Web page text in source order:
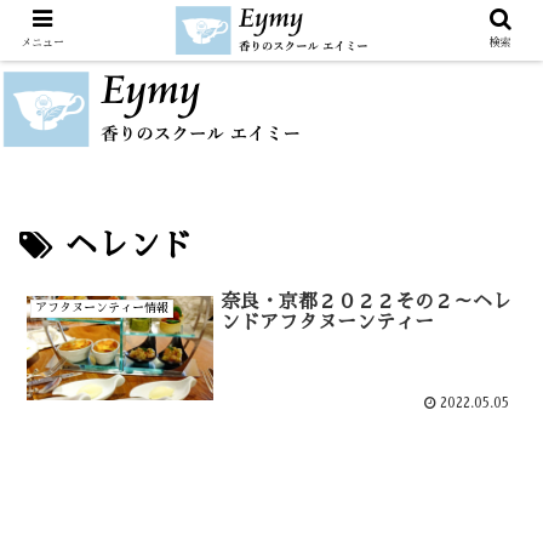
ヘレンド
アフタヌーンティー情報
奈良・京都２０２２その２～ヘレ
ンドアフタヌーンティー
2022.05.05
メニュー 検索